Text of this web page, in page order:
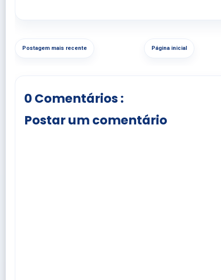
Postagem mais recente Página inicial
0 Comentários :
Postar um comentário